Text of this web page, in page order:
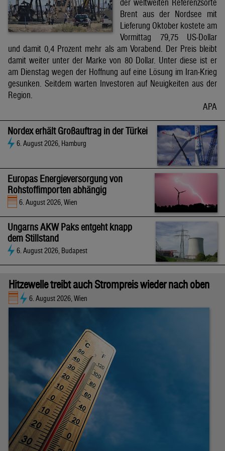
der weltweiten Referenzsorte
Brent aus der Nordsee mit
Lieferung Oktober kostete am
Vormittag 79,75 US-Dollar
und damit 0,4 Prozent mehr als am Vorabend. Der Preis bleibt
damit weiter unter der Marke von 80 Dollar. Unter diese ist er
am Dienstag wegen der Hoffnung auf eine Lösung im Iran-Krieg
gesunken. Seitdem warten Investoren auf Neuigkeiten aus der
Region.
APA
Nordex erhält Großauftrag in der Türkei
6. August 2026, Hamburg
Europas Energieversorgung von
Rohstoffimporten abhängig
6. August 2026, Wien
Ungarns AKW Paks entgeht knapp
dem Stillstand
6. August 2026, Budapest
Hitzewelle treibt auch Strompreis wieder nach oben
6. August 2026, Wien